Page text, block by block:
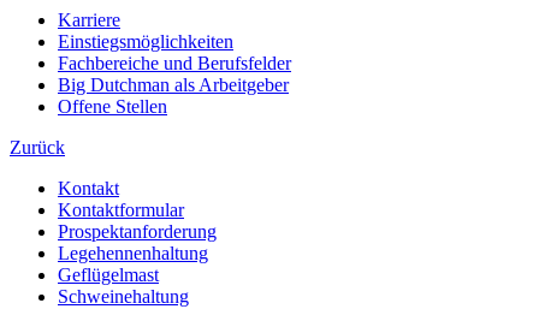
Karriere
Einstiegsmöglichkeiten
Fachbereiche und Berufsfelder
Big Dutchman als Arbeitgeber
Offene Stellen
Zurück
Kontakt
Kontaktformular
Prospektanforderung
Legehennenhaltung
Geflügelmast
Schweinehaltung